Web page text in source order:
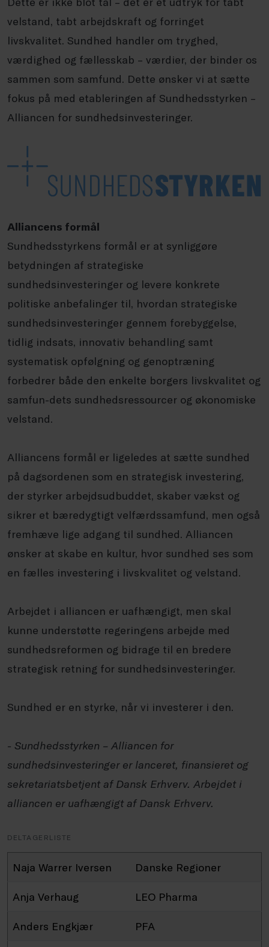
velstand, tabt arbejdskraft og forringet
livskvalitet. Sundhed handler om tryghed,
værdighed og fællesskab – værdier, der binder os
sammen som samfund. Dette ønsker vi at sætte
fokus på med etableringen af Sundhedsstyrken –
Alliancen for sundhedsinvesteringer.
Alliancens formål
Sundhedsstyrkens formål er at synliggøre
betydningen af strategiske
sundhedsinvesteringer og levere konkrete
politiske anbefalinger til, hvordan strategiske
sundhedsinvesteringer gennem forebyggelse,
tidlig indsats, innovativ behandling samt
systematisk opfølgning og genoptræning
forbedrer både den enkelte borgers livskvalitet og
samfun-dets sundhedsressourcer og økonomiske
velstand.
Alliancens formål er ligeledes at sætte sundhed
på dagsordenen som en strategisk investering,
der styrker arbejdsudbuddet, skaber vækst og
sikrer et bæredygtigt velfærdssamfund, men også
fremhæve lige adgang til sundhed. Alliancen
ønsker at skabe en kultur, hvor sundhed ses som
en fælles investering i livskvalitet og velstand.
Arbejdet i alliancen er uafhængigt, men skal
kunne understøtte regeringens arbejde med
sundhedsreformen og bidrage til en bredere
strategisk retning for sundhedsinvesteringer.
Sundhed er en styrke, når vi investerer i den.
- Sundhedsstyrken – Alliancen for
sundhedsinvesteringer er lanceret, finansieret og
sekretariatsbetjent af Dansk Erhverv. Arbejdet i
alliancen er uafhængigt af Dansk Erhverv.
DELTAGERLISTE
Naja Warrer Iversen Danske Regioner
Anja Verhaug LEO Pharma
Anders Engkjær PFA